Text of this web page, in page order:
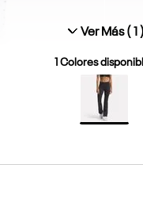
Ver Más ( 1)
Colores